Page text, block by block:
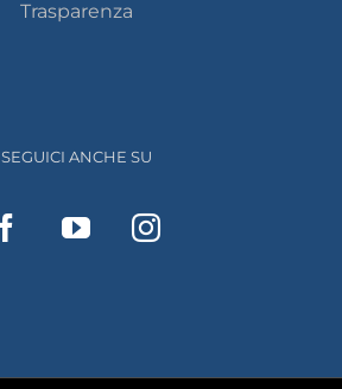
Trasparenza
SEGUICI ANCHE SU